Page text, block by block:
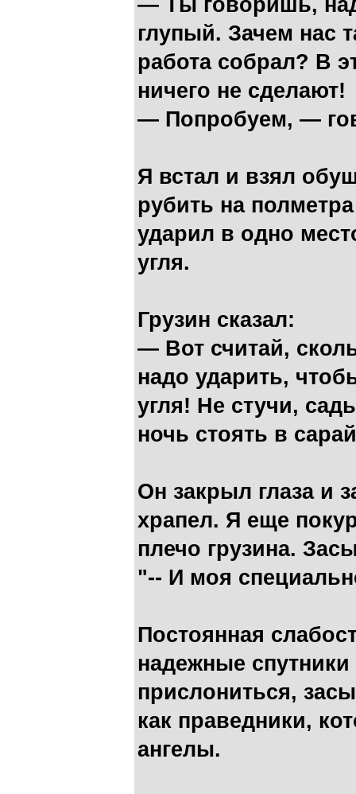
— Ты говоришь,
глупый. Зачем нас
работа собрал? В
ничего не сделают!
— Попробуем, —
Я встал и взял
рубить на
ударил в одно
угля.
Грузин сказал:
— Вот считай,
надо ударить,
угля! Не стучи,
ночь стоять в
Он закрыл глаза и
храпел. Я еще
плечо грузина.
"-- И моя
Постоянная
надежные спутники
прислониться,
как праведники,
ангелы.